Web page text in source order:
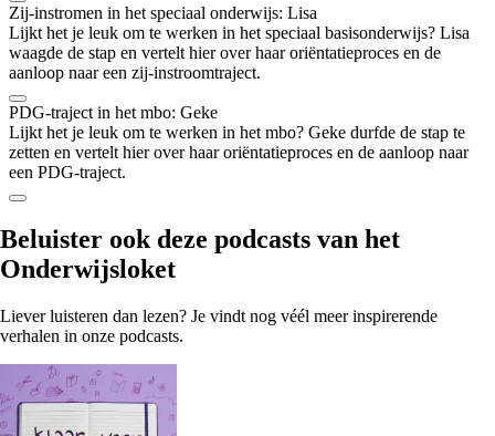
Zij-instromen in het speciaal onderwijs: Lisa
Lijkt het je leuk om te werken in het speciaal basisonderwijs? Lisa
waagde de stap en vertelt hier over haar oriëntatieproces en de
aanloop naar een zij-instroomtraject.
PDG-traject in het mbo: Geke
Lijkt het je leuk om te werken in het mbo? Geke durfde de stap te
zetten en vertelt hier over haar oriëntatieproces en de aanloop naar
een PDG-traject.
Beluister ook deze podcasts van het
Onderwijsloket
Liever luisteren dan lezen? Je vindt nog véél meer inspirerende
verhalen in onze podcasts.